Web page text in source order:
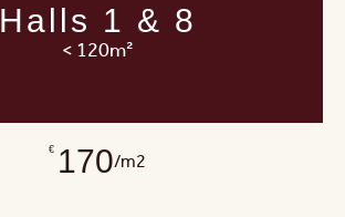
Halls 1 & 8
< 120m²
€ 170/m2